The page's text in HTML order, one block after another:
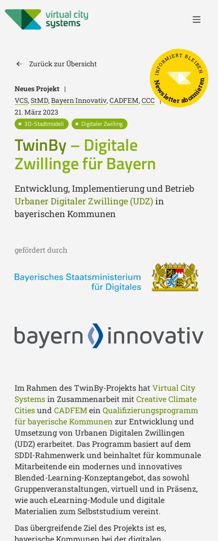
Zurück zur Übersicht
Neues Projekt |
VCS,StMD,Bayern Innovativ,CADFEM,CCC |
21. März 2023
3D-Stadtmodell
Digitaler Zwilling
TwinBy– Digitale
Zwillinge für Bayern
Entwicklung, Implementierung und Betrieb
Urbaner Digitaler Zwillinge (UDZ) in
bayerischen Kommunen
gefördert durch
Im Rahmen des TwinBy-Projekts hat Virtual City
Systemsin Zusammenarbeit mit Creative Climate
Citiesund CADFEMein Qualifizierungsprogramm
für bayerische Kommunen zur Entwicklung und
Umsetzung von Urbanen Digitalen Zwillingen
(UDZ) erarbeitet. Das Programm basiert auf dem
SDDI-Rahmenwerk und beinhaltet für kommunale
Mitarbeitende ein modernes und innovatives
Blended-Learning-Konzeptangebot, das sowohl
Gruppenveranstaltungen, virtuell und in Präsenz,
wie auch eLearning-Module und digitale
Materialien zum Selbststudium vereint.
Das übergreifende Ziel des Projekts ist es,
bayerische Kommunen bei der digitalen
INFORMIERT BLEIBEN
Newsletter abonnieren